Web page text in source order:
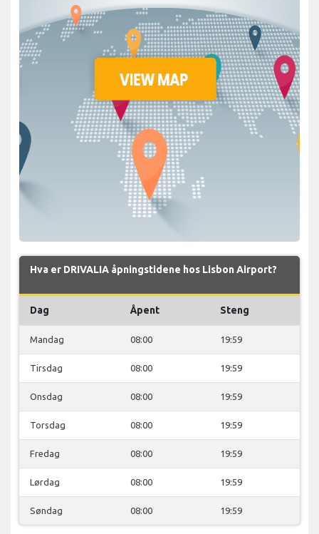
Hva er DRIVALIA åpningstidene hos Lisbon Airport?
Dag Åpent Steng
Mandag 08:00 19:59
Tirsdag 08:00 19:59
Onsdag 08:00 19:59
Torsdag 08:00 19:59
Fredag 08:00 19:59
Lørdag 08:00 19:59
Søndag 08:00 19:59